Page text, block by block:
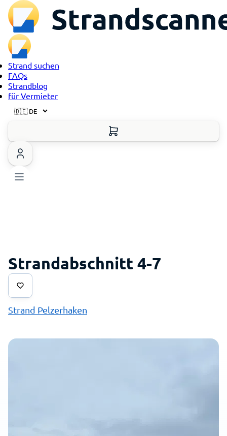
Strand suchen
FAQs
Strandblog
für Vermieter
Strandabschnitt 4-7
Strand Pelzerhaken